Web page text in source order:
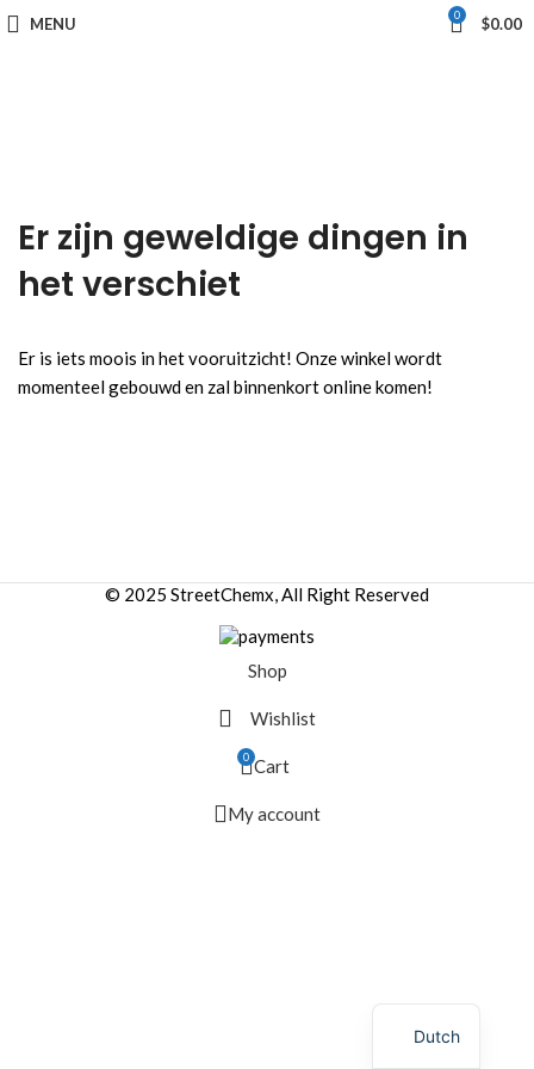
MENU 0 $0.00
Er zijn geweldige dingen in
het verschiet
Er is iets moois in het vooruitzicht! Onze winkel wordt
momenteel gebouwd en zal binnenkort online komen!
© 2025 StreetChemx, All Right Reserved
Shop
Wishlist
0 Cart
My account
Dutch